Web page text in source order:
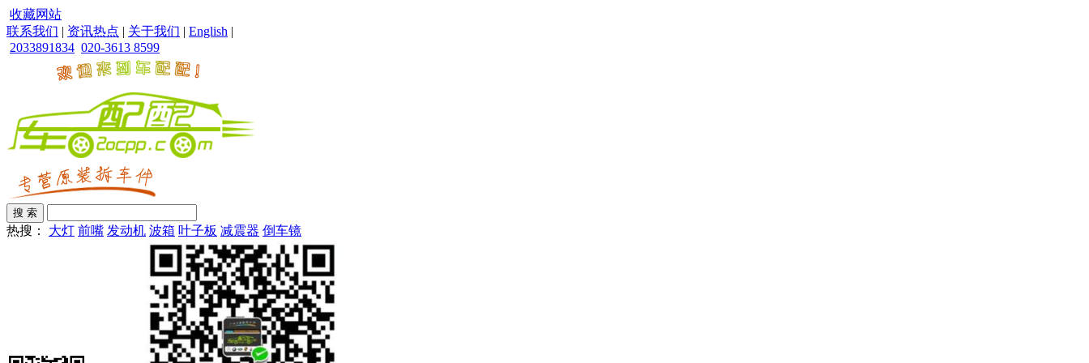
收藏网站
联系我们 | 资讯热点 | 关于我们 | English |
2033891834 020-3613 8599
热搜： 大灯 前嘴 发动机 波箱 叶子板 减震器 倒车镜